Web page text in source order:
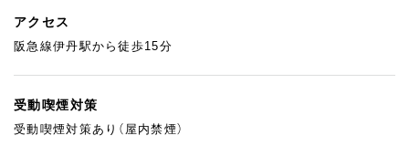
気持ちが自然と湧いてくるはずです。
お店の雰囲気やスタッフの様子を、ぜひ実際に見に来てみてくだ
さいね。
アクセス
阪急線伊丹駅から徒歩15分
受動喫煙対策
受動喫煙対策あり（屋内禁煙）